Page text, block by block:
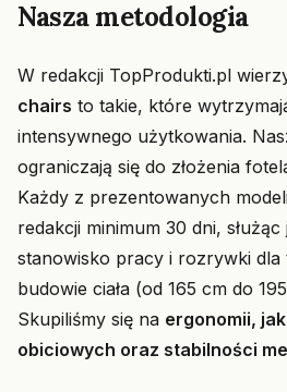
Nasza metodologia
W redakcji TopProdukti.pl
chairs to takie, które
intensywnego użytkowania.
ograniczają się do złożenia
Każdy z prezentowanych
redakcji minimum 30 dni, służąc
stanowisko pracy i rozrywki
budowie ciała (od 165 cm do
Skupiliśmy się na ergonomii,
obiciowych oraz stabilności